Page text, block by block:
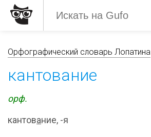
Орфографический словарь Лопатина
кантование
орф.
кантование, -я